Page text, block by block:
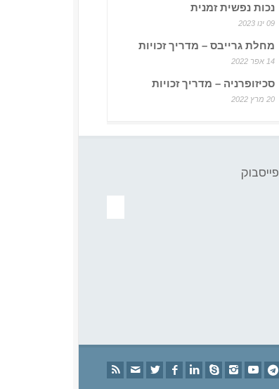
נכות נפשית זמנית
09 ינו 2023
מחלת גרייבס – מדריך זכויות
14 אפר 2022
סכיזופרניה – מדריך זכויות
20 מרץ 2022
פייסבוק